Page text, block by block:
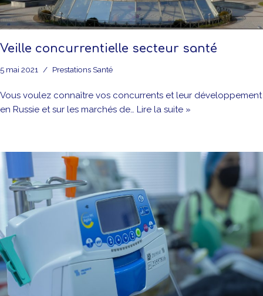
Veille concurrentielle secteur santé
5 mai 2021 Prestations Santé
Vous voulez connaître vos concurrents et leur développement
en Russie et sur les marchés de… Lire la suite »